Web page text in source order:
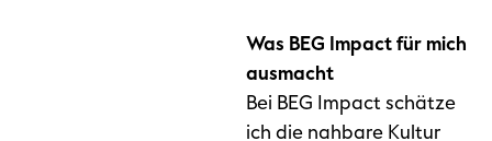
Was BEG Impact für mich
ausmacht
Bei BEG Impact schätze
ich die nahbare Kultur